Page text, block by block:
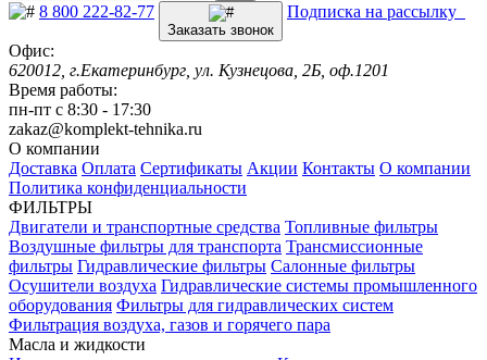
8 800 222-82-77
Заказать звонок
Подписка на рассылку
Офис:
620012, г.Екатеринбург, ул. Кузнецова, 2Б, оф.1201
Время работы:
пн-пт с 8:30 - 17:30
zakaz@komplekt-tehnika.ru
О компании
Доставка Оплата Сертификаты Акции Контакты О компании
Политика конфиденциальности
ФИЛЬТРЫ
Двигатели и транспортные средства Топливные фильтры
Воздушные фильтры для транспорта Трансмиссионные
фильтры Гидравлические фильтры Салонные фильтры
Осушители воздуха Гидравлические системы промышленного
оборудования Фильтры для гидравлических систем
Фильтрация воздуха, газов и горячего пара
Масла и жидкости